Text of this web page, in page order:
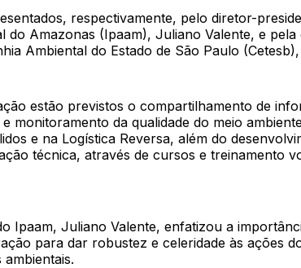
respectivamente, pelo diretor-
do Amazonas (Ipaam), Juliano Valente, e pela
Ambiental do Estado de São Paulo
estão previstos o compartilhamento de
monitoramento da qualidade do meio
e na Logística Reversa, além do
técnica, através de cursos e treinamento
Ipaam, Juliano Valente, enfatizou a
para dar robustez e celeridade às ações